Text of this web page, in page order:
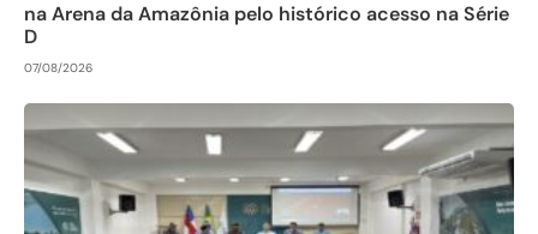
na Arena da Amazônia pelo histórico acesso na Série
D
07/08/2026